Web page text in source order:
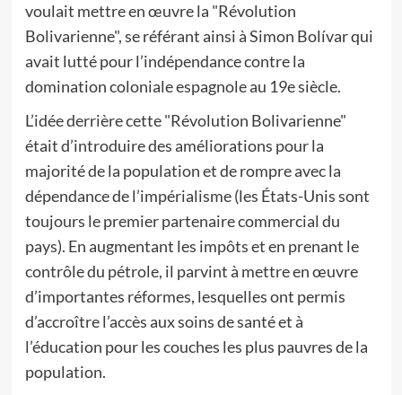
voulait mettre en œuvre la "Révolution
Bolivarienne", se référant ainsi à Simon Bolívar qui
avait lutté pour l’indépendance contre la
domination coloniale espagnole au 19e siècle.
L’idée derrière cette "Révolution Bolivarienne"
était d’introduire des améliorations pour la
majorité de la population et de rompre avec la
dépendance de l’impérialisme (les États-Unis sont
toujours le premier partenaire commercial du
pays). En augmentant les impôts et en prenant le
contrôle du pétrole, il parvint à mettre en œuvre
d’importantes réformes, lesquelles ont permis
d’accroître l’accès aux soins de santé et à
l’éducation pour les couches les plus pauvres de la
population.